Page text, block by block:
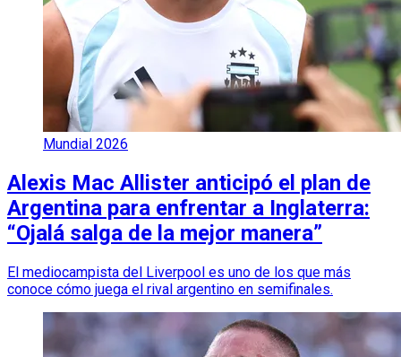
Mundial 2026
Alexis Mac Allister anticipó el plan de
Argentina para enfrentar a Inglaterra:
“Ojalá salga de la mejor manera”
El mediocampista del Liverpool es uno de los que más
conoce cómo juega el rival argentino en semifinales.